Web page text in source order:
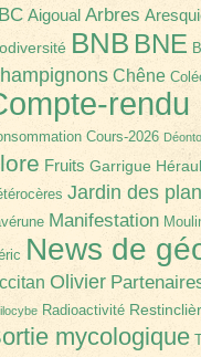
Aigoual Arbres
BNB BNE
Chêne
rendu
Cours-2026
Fruits Garrigue
Jardin des
Manifestation
News de
Olivier
Radioactivité
mycologique